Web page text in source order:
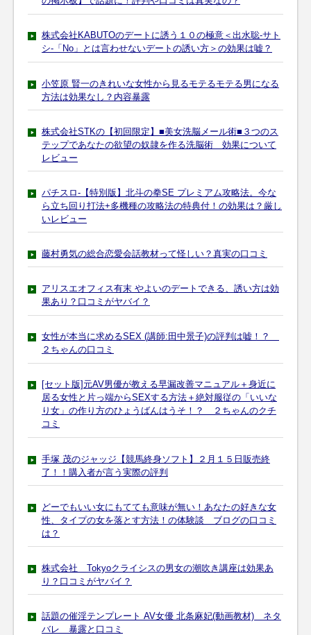
株式会社KABUTOのデートに誘う１０の極意＜出水聡-サト
シ-「No」とは言わせないデートの誘い方＞の効果は嘘？
小笠原 賢一のきれいな女性から見るモテるモテる男になる
方法は効果なし？内容暴露
株式会社STKの【初回限定】■美女洗脳メール術■３つのス
テップであなたの欲望の奴隷を作る洗脳術 効果について
レビュー
パチスロ-【特別版】北斗の拳SE プレミアム攻略法。今な
ら立ち回り打法+多機種の攻略法の特典付！の効果は？厳し
いレビュー
藤村勇気の総合恋愛会話教材って怪しい？真実の口コミ
アリスエオフィス有末 やよいのデートできる、誘い方は効
果あり？口コミがヤバイ？
女性が本当に求めるSEX (講師:田中景子)の評判は嘘！？
２ちゃんの口コミ
[セット版]元AV男優が教える早漏改善マニュアル＋身近に
居る女性と片っ端からSEXする方法＋絶対服従の「いいな
り女」の作り方のひょうばんはうそ！？ ２ちゃんのクチ
コミ
手塚 茂のジャッジ【競馬終身ソフト】２月１５日販売終
了！！購入者が言う実際の評判
どーでもいい女にもてても意味が無い！あなたの好きな女
性、タイプの女を落とす方法！の体験談 ブログの口コミ
は？
株式会社 Tokyoクライシスの男女の潮吹き講座は効果あ
り？口コミがヤバイ？
話題の催淫テンプレート AV女優 北条麻妃(動画教材) ネタ
バレ 暴露と口コミ